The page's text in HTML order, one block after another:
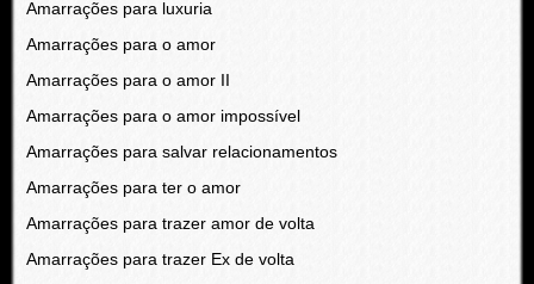
Amarrações para luxuria
Amarrações para o amor
Amarrações para o amor II
Amarrações para o amor impossível
Amarrações para salvar relacionamentos
Amarrações para ter o amor
Amarrações para trazer amor de volta
Amarrações para trazer Ex de volta